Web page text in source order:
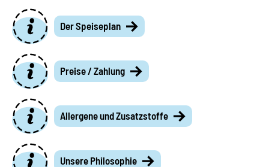
Der Speiseplan
Preise / Zahlung
Allergene und Zusatzstoffe
Unsere Philosophie